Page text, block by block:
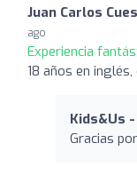
Juan Carlos
ago
Experiencia
18 años en inglés,
Kids&Us
Gracias